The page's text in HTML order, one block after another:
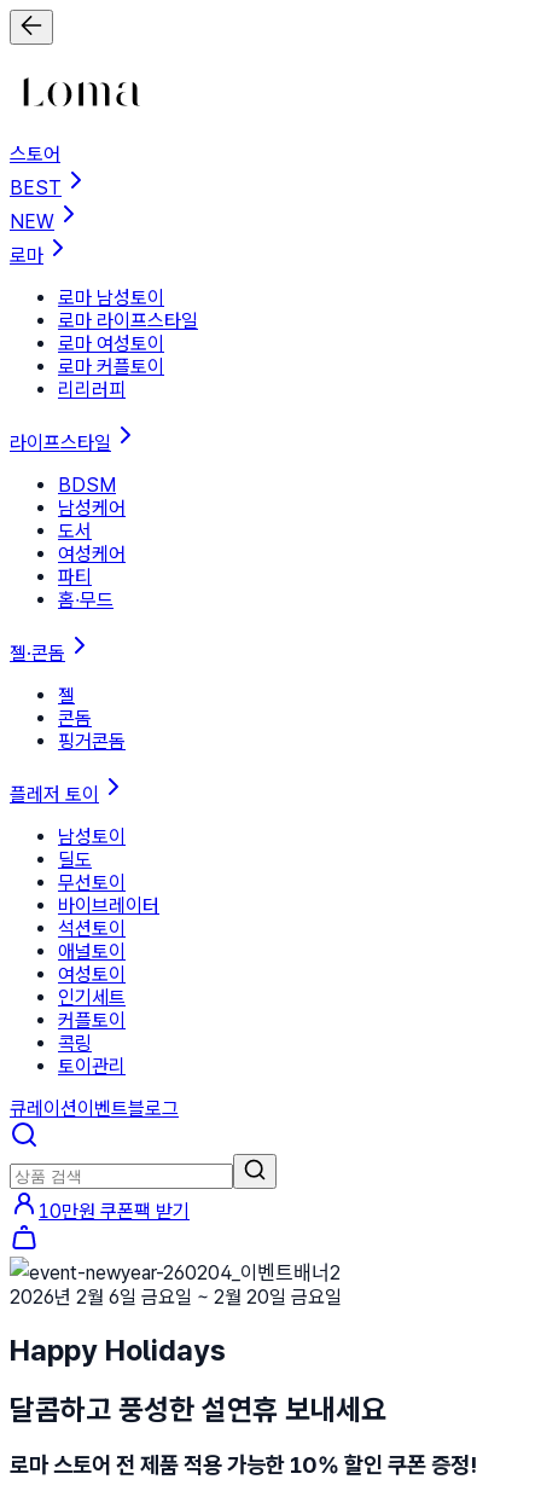
스토어
BEST
NEW
로마
로마 남성토이
로마 라이프스타일
로마 여성토이
로마 커플토이
리리러피
라이프스타일
BDSM
남성케어
도서
여성케어
파티
홈∙무드
젤·콘돔
젤
콘돔
핑거콘돔
플레저 토이
남성토이
딜도
무선토이
바이브레이터
석션토이
애널토이
여성토이
인기세트
커플토이
콕링
토이관리
큐레이션이벤트블로그
10만원 쿠폰팩 받기
2026년 2월 6일 금요일 ~ 2월 20일 금요일
Happy Holidays
달콤하고 풍성한 설연휴 보내세요
로마 스토어 전 제품 적용 가능한 10% 할인 쿠폰 증정!